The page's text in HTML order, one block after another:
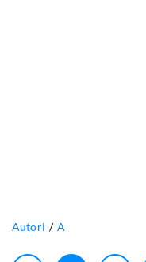
Autori A